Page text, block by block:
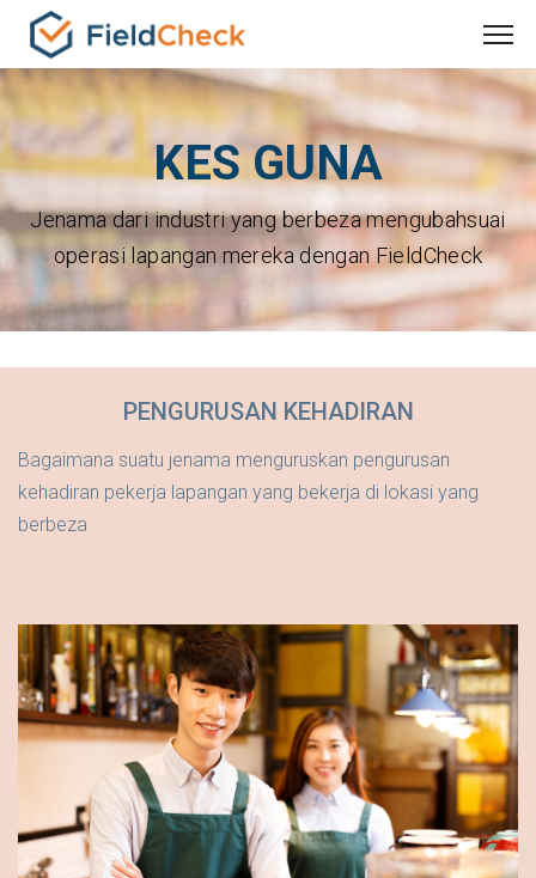
KES GUNA
Jenama dari industri yang berbeza mengubahsuai
operasi lapangan mereka dengan FieldCheck
PENGURUSAN KEHADIRAN
Bagaimana suatu jenama menguruskan pengurusan
kehadiran pekerja lapangan yang bekerja di lokasi yang
berbeza